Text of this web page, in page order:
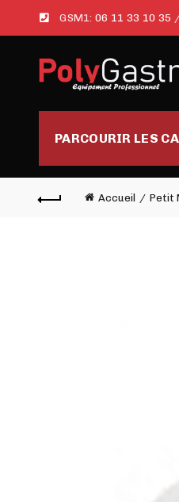
GSM1:06 11 33 10 35
PARCOURIR LES
Accueil Petit